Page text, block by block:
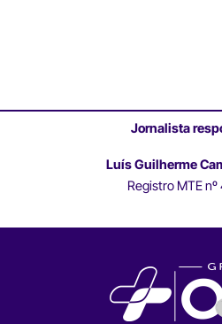
Jornalista
Luís Guilherme
Registro MTE